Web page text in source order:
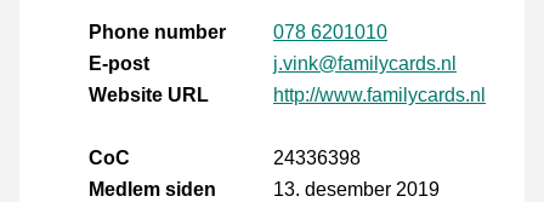
Phone number
078 6201010
E-post
j.vink@familycards.nl
Website URL
http://www.familycards.nl
CoC
24336398
Medlem siden
13. desember 2019